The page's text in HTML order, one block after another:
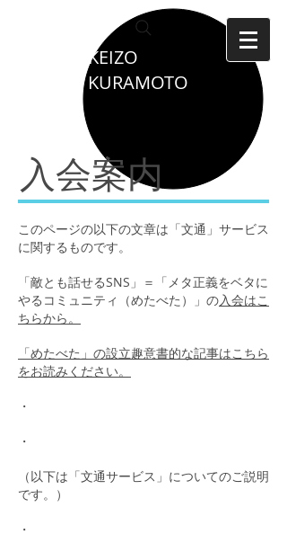
KEIZO
KURAMOTO
入会案内
このページの以下の文章は「文通」サービス
に関するものです。
「敵とも話せるSNS」＝「メタ正義をベタに
やるコミュニティ（めたべた）」の入会はこ
ちらから。
「めたべた」の設立趣意書的な記事はこちら
をお読みください。
・
・
（以下は「文通サービス」についてのご説明
です。 ​）
・